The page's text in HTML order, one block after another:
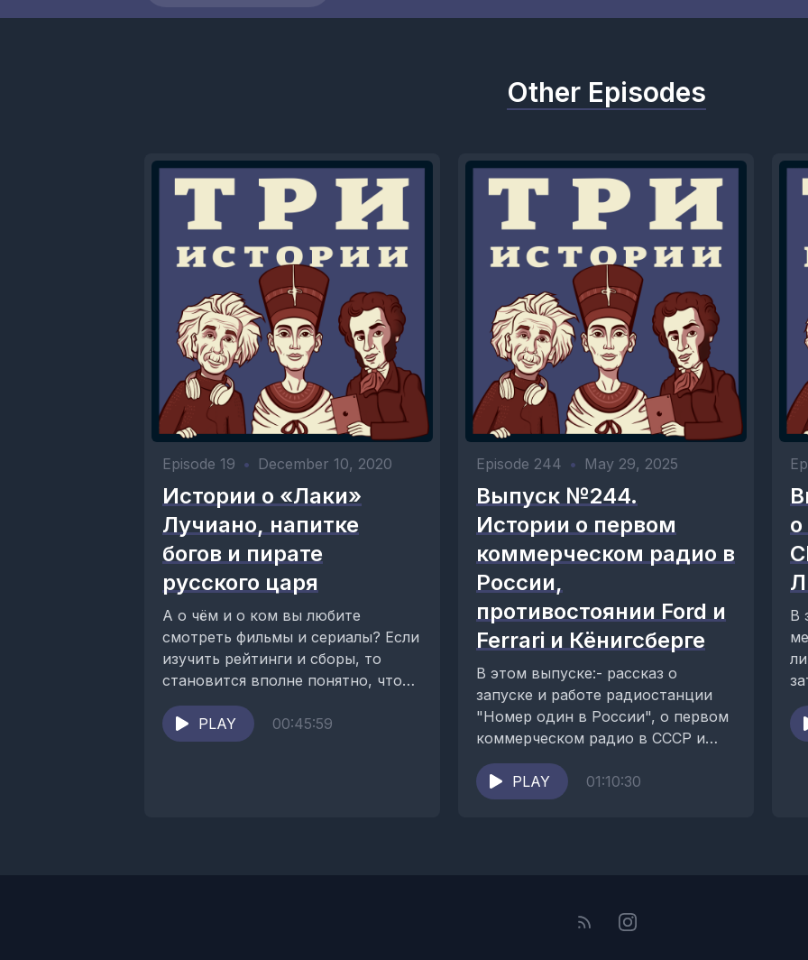
Other Episodes
Episode 19 • December 10, 2020
Истории о «Лаки»
Лучиано, напитке
богов и пирате
русского царя
А о чём и о ком вы любите
смотреть фильмы и сериалы? Если
изучить рейтинги и сборы, то
становится вполне понятно, что
значительные массы...
PLAY
00:45:59
Episode 244 • May 29, 2025
Выпуск №244.
Истории о первом
коммерческом радио в
России,
противостоянии Ford и
Ferrari и Кёнигсберге
В этом выпуске:- рассказ о
запуске и работе радиостанции
"Номер один в России", о первом
коммерческом радио в СССР и
России, о радио «Европа...
PLAY
01:10:30
В